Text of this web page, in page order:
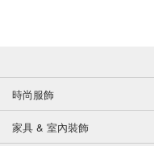
時尚服飾
家具 & 室內裝飾